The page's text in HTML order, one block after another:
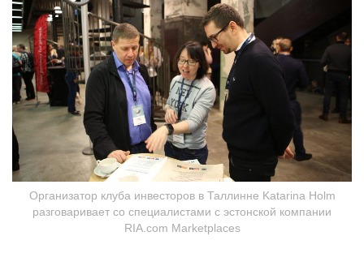
Организатор клуба инвесторов в Таллинне Katarina Holm
разговаривает со специалистами с эстонской компании
RIA.com Marketplaces